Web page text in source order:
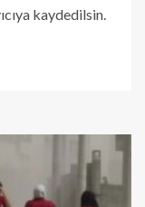
kaydedilsin.